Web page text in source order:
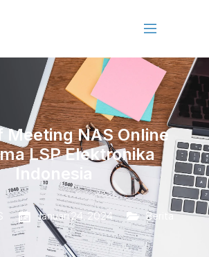
Meeting NAS Online
LSP Elektronika
Indonesia
Januari 24, 2024 Berita